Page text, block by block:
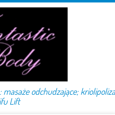
masaże odchudzające;
Lift